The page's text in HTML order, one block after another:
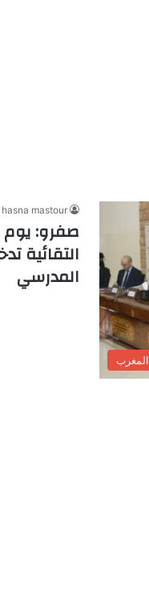
المغرب
hasna mastour
صفرو:
التقائية
المدرسي